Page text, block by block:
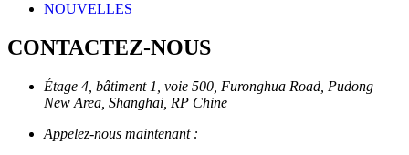
NOUVELLES
CONTACTEZ-NOUS
Étage 4, bâtiment 1, voie 500, Furonghua Road, Pudong
New Area, Shanghai, RP Chine
Appelez-nous maintenant :